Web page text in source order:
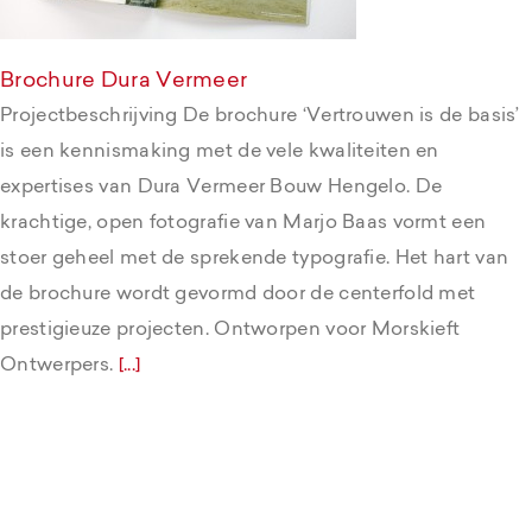
Brochure Dura Vermeer
Projectbeschrijving De brochure ‘Vertrouwen is de basis’
is een kennismaking met de vele kwaliteiten en
expertises van Dura Vermeer Bouw Hengelo. De
krachtige, open fotografie van Marjo Baas vormt een
stoer geheel met de sprekende typografie. Het hart van
de brochure wordt gevormd door de centerfold met
prestigieuze projecten. Ontworpen voor Morskieft
Ontwerpers. [...]